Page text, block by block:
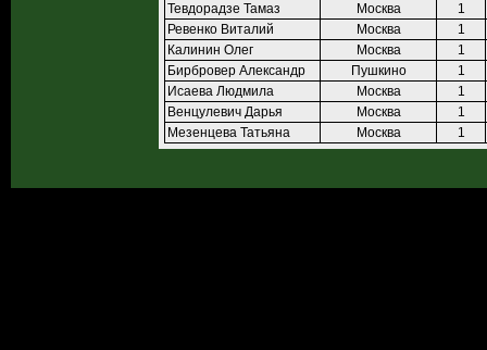
Тевдорадзе Тамаз
Москва
1
Ревенко Виталий
Москва
1
Калинин Олег
Москва
1
Бирбровер Александр
Пушкино
1
Исаева Людмила
Москва
1
Венцулевич Дарья
Москва
1
Мезенцева Татьяна
Москва 1